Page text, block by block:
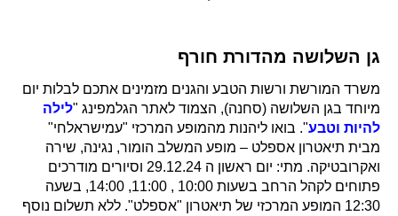
גן השלושה מהדורת חורף
משרד המורשת ורשות הטבע והגנים מזמינים אתכם לבלות יום
מיוחד בגן השלושה (סחנה), הצמוד לאתר הגלמפינג "לילה
להיות וטבע". בואו ליהנות מהמופע המרכזי "עמישראלחי"
מבית תיאטרון אספלט – מופע המשלב הומור, נגינה, שירה
ואקרובטיקה. מתי: יום ראשון ה 29.12.24 וסיורים מודרכים
פתוחים לקהל הרחב בשעות 10:00 , 11:00, 14:00, בשעה
12:30 המופע המרכזי של תיאטרון "אספלט". ללא תשלום נוסף